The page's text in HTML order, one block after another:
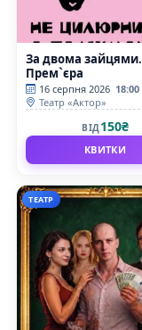
За двома зайцями.
Прем`єра
16 серпня 2026 18:00
Театр «Актор»
ВІД150₴
КВИТКИ
ТЕАТР